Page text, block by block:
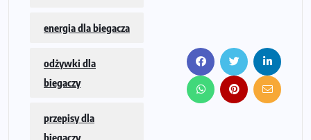
energia dla biegacza
odżywki dla
biegaczy
przepisy dla
biegaczy